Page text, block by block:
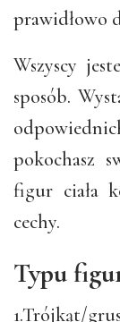
prawidłowo
Wszyscy
sposób.
pokochasz
figur ciała
cechy.
Typu
1.Trójkąt/